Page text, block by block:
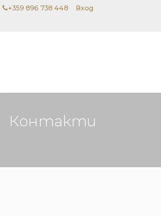
+359 896 738 448 Вход
Контакти